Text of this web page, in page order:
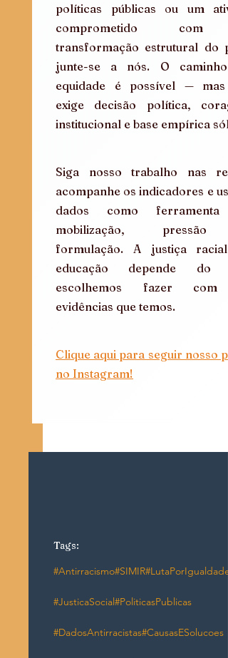
políticas públicas ou um
comprometido
transformação estrutural do
junte-se a nós. O caminho
equidade é possível — mas
exige decisão política,
institucional e base empírica
Siga nosso trabalho nas
acompanhe os indicadores e
dados como ferramenta
mobilização,
formulação. A justiça racial
educação depende do
escolhemos fazer com
evidências que temos.
Clique aqui para seguir nosso
no Instagram!
Tags:
#Antirracismo#SIMIR#LutaPorIgualdade
#JusticaSocial#PoliticasPublicas
#DadosAntirracistas#CausasESolucoes